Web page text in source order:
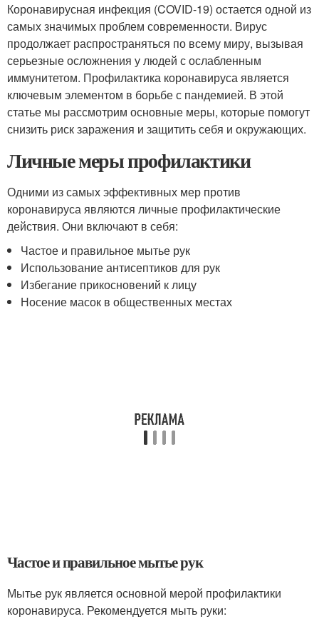
Коронавирусная инфекция (COVID-19) остается одной из
самых значимых проблем современности. Вирус
продолжает распространяться по всему миру, вызывая
серьезные осложнения у людей с ослабленным
иммунитетом. Профилактика коронавируса является
ключевым элементом в борьбе с пандемией. В этой
статье мы рассмотрим основные меры, которые помогут
снизить риск заражения и защитить себя и окружающих.
Личные меры профилактики
Одними из самых эффективных мер против
коронавируса являются личные профилактические
действия. Они включают в себя:
Частое и правильное мытье рук
Использование антисептиков для рук
Избегание прикосновений к лицу
Носение масок в общественных местах
Частое и правильное мытье рук
Мытье рук является основной мерой профилактики
коронавируса. Рекомендуется мыть руки: